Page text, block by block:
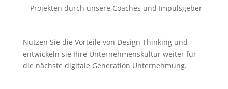
Projekten durch unsere Coaches und Impulsgeber
Nutzen Sie die Vorteile von Design Thinking und
entwickeln sie Ihre Unternehmenskultur weiter für
die nächste digitale Generation Unternehmung.